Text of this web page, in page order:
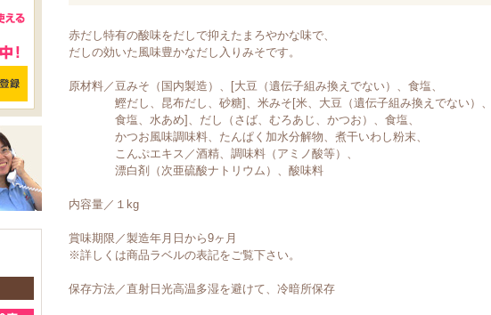
赤だし特有の酸味をだしで抑えたまろやかな味で、
だしの効いた風味豊かなだし入りみそです。
原材料／豆みそ（国内製造）、[大豆（遺伝子組み換えでない）、食塩、
鰹だし、昆布だし、砂糖]、米みそ[米、大豆（遺伝子組み換えでない）、
食塩、水あめ]、だし（さば、むろあじ、かつお）、食塩、
かつお風味調味料、たんぱく加水分解物、煮干いわし粉末、
こんぷエキス／酒精、調味料（アミノ酸等）、
漂白剤（次亜硫酸ナトリウム）、酸味料
内容量／１kg
賞味期限／製造年月日から9ヶ月
※詳しくは商品ラベルの表記をご覧下さい。
保存方法／直射日光高温多湿を避けて、冷暗所保存